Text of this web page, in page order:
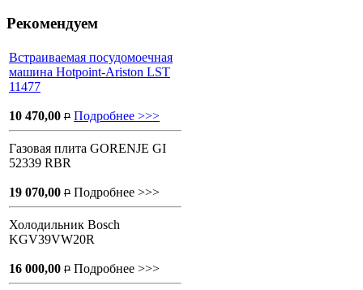
Рекомендуем
Встраиваемая посудомоечная
машина Hotpoint-Ariston LST
11477
10 470,00 P Подробнее >>>
Газовая плита GORENJE GI
52339 RBR
19 070,00 P Подробнее >>>
Холодильник Bosch
KGV39VW20R
16 000,00 P Подробнее >>>